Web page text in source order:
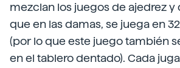
mezclan los juegos de ajedrez y
que en las damas, se juega en
(por lo que este juego también
en el tablero dentado). Cada